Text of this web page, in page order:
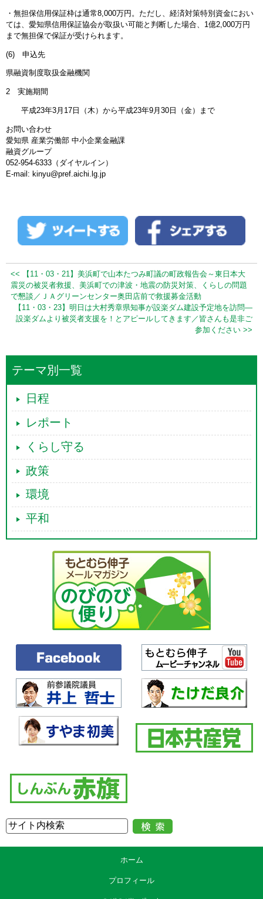
・無担保信用保証枠は通常8,000万円。ただし、経済対策特別資金におい
ては、愛知県信用保証協会が取扱い可能と判断した場合、1億2,000万円
まで無担保で保証が受けられます。
(6) 申込先
県融資制度取扱金融機関
2 実施期間
平成23年3月17日（木）から平成23年9月30日（金）まで
お問い合わせ
愛知県 産業労働部 中小企業金融課
融資グループ
052-954-6333（ダイヤルイン）
E-mail: kinyu@pref.aichi.lg.jp
<< 【11・03・21】美浜町で山本たつみ町議の町政報告会～東日本大
震災の被災者救援、美浜町での津波・地震の防災対策、くらしの問題
で懇談／ＪＡグリーンセンター奥田店前で救援募金活動
【11・03・23】明日は大村秀章県知事が設楽ダム建設予定地を訪問―
設楽ダムより被災者支援を！とアピールしてきます／皆さんも是非ご
参加ください >>
テーマ別一覧
日程
レポート
くらし守る
政策
環境
平和
ホーム
プロフィール